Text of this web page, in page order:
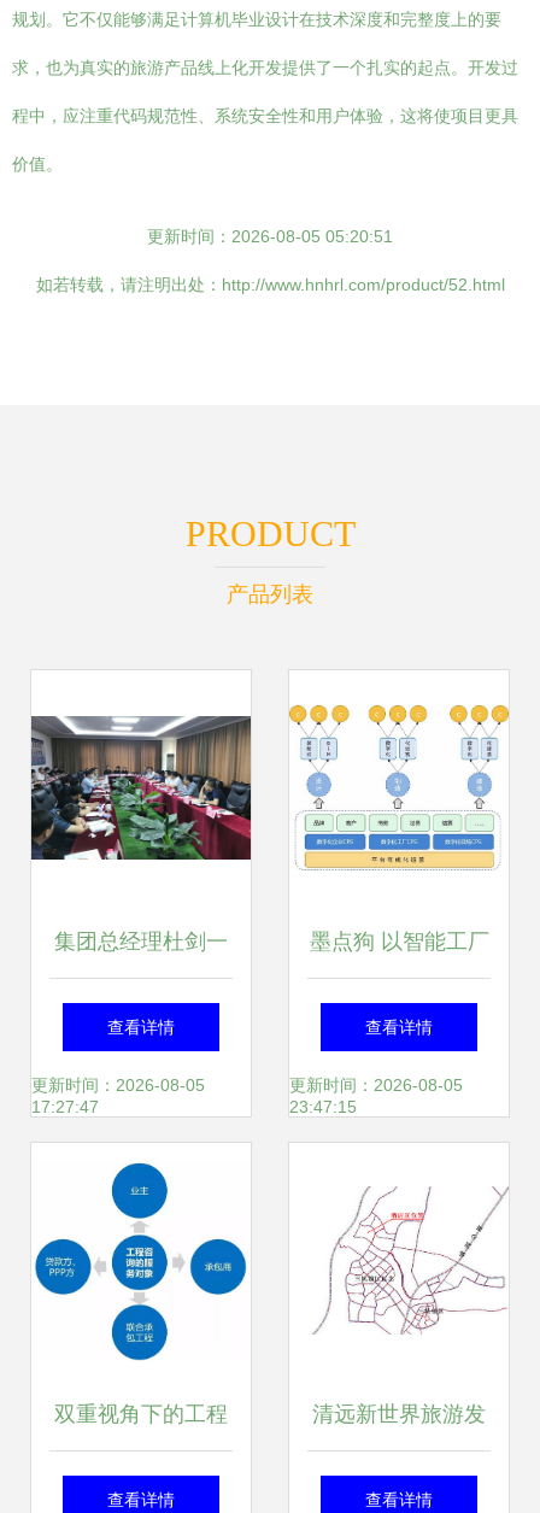
规划。它不仅能够满足计算机毕业设计在技术深度和完整度上的要
求，也为真实的旅游产品线上化开发提供了一个扎实的起点。开发过
程中，应注重代码规范性、系统安全性和用户体验，这将使项目更具
价值。
更新时间：2026-08-05 05:20:51
如若转载，请注明出处：http://www.hnhrl.com/product/52.html
PRODUCT
产品列表
集团总经理杜剑一
行赴九台区开展旅
游开发项目推进
会，共商发展蓝图
查看详情
更新时间：2026-08-05
17:27:47
墨点狗 以智能工厂
为支点，构建装配
式建筑全周期精益
查看详情
更新时间：2026-08-05
23:47:15
双重视角下的工程
咨询 房建项目全过
查看详情
清远新世界旅游发
展项目酒店区五栋
查看详情